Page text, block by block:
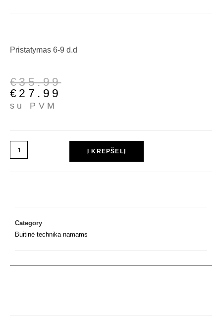
Pristatymas 6-9 d.d
€35.99
€ 27.99
su PVM
Į KREPŠELĮ
Category
Buitinė technika namams